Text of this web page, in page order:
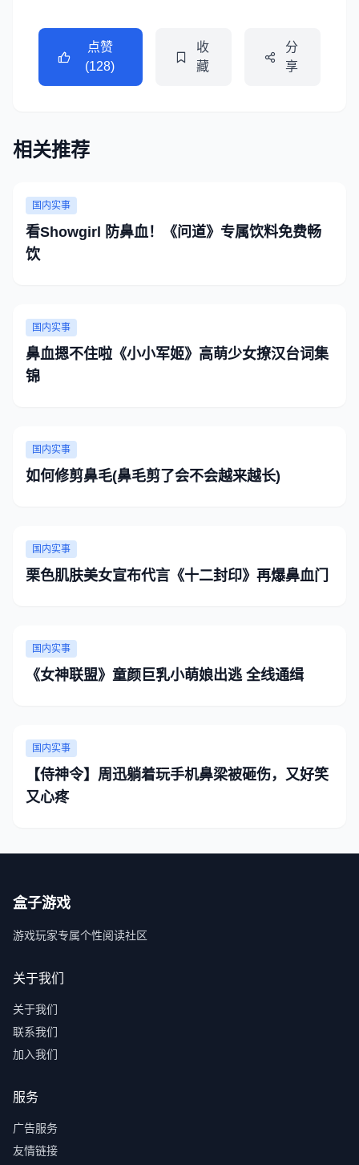
点赞
(128)
收
藏
分
享
相关推荐
国内实事
看Showgirl 防鼻血！《问道》专属饮料免费畅
饮
国内实事
鼻血摁不住啦《小小军姬》高萌少女撩汉台词集
锦
国内实事
如何修剪鼻毛(鼻毛剪了会不会越来越长)
国内实事
栗色肌肤美女宣布代言《十二封印》再爆鼻血门
国内实事
《女神联盟》童颜巨乳小萌娘出逃 全线通缉
国内实事
【侍神令】周迅躺着玩手机鼻梁被砸伤，又好笑
又心疼
盒子游戏
游戏玩家专属个性阅读社区
关于我们
关于我们
联系我们
加入我们
服务
广告服务
友情链接